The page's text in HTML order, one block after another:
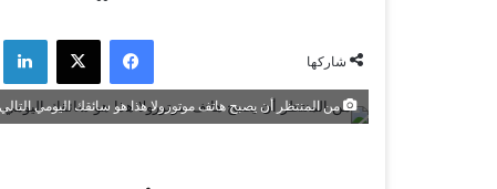
شاركها
فيسبوك ‫X
من المنتظر أن يصبح هاتف موتورولا هذا هو سائقك اليومي التالي